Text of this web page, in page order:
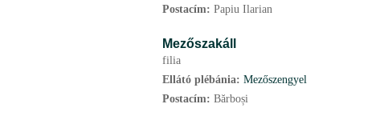
Postacím: Papiu Ilarian
Mezőszakáll
filia
Ellátó plébánia: Mezőszengyel
Postacím: Bărboși